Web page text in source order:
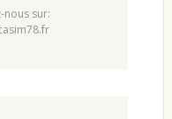
nous sur: